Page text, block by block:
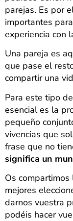
parejas. Es por
importantes
experiencia con
Una pareja es
que pase el
compartir una
Para este tipo
esencial es la
pequeño
vivencias que
frase que no
significa un
Os
mejores
darnos vuestra
podéis hacer